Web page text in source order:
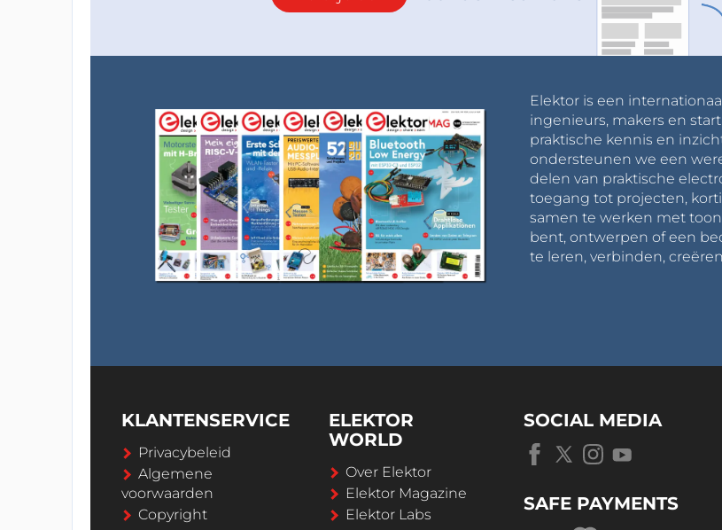
Elektor is een
ingenieurs, makers en
praktische kennis en
ondersteunen we een
delen van praktische
toegang tot projecten,
samen te werken met
bent, ontwerpen of een
te leren, verbinden,
KLANTENSERVICE
Privacybeleid
Algemene
voorwaarden
Copyright
ELEKTOR
WORLD
Over Elektor
Elektor Magazine
Elektor Labs
SOCIAL MEDIA
SAFE PAYMENTS